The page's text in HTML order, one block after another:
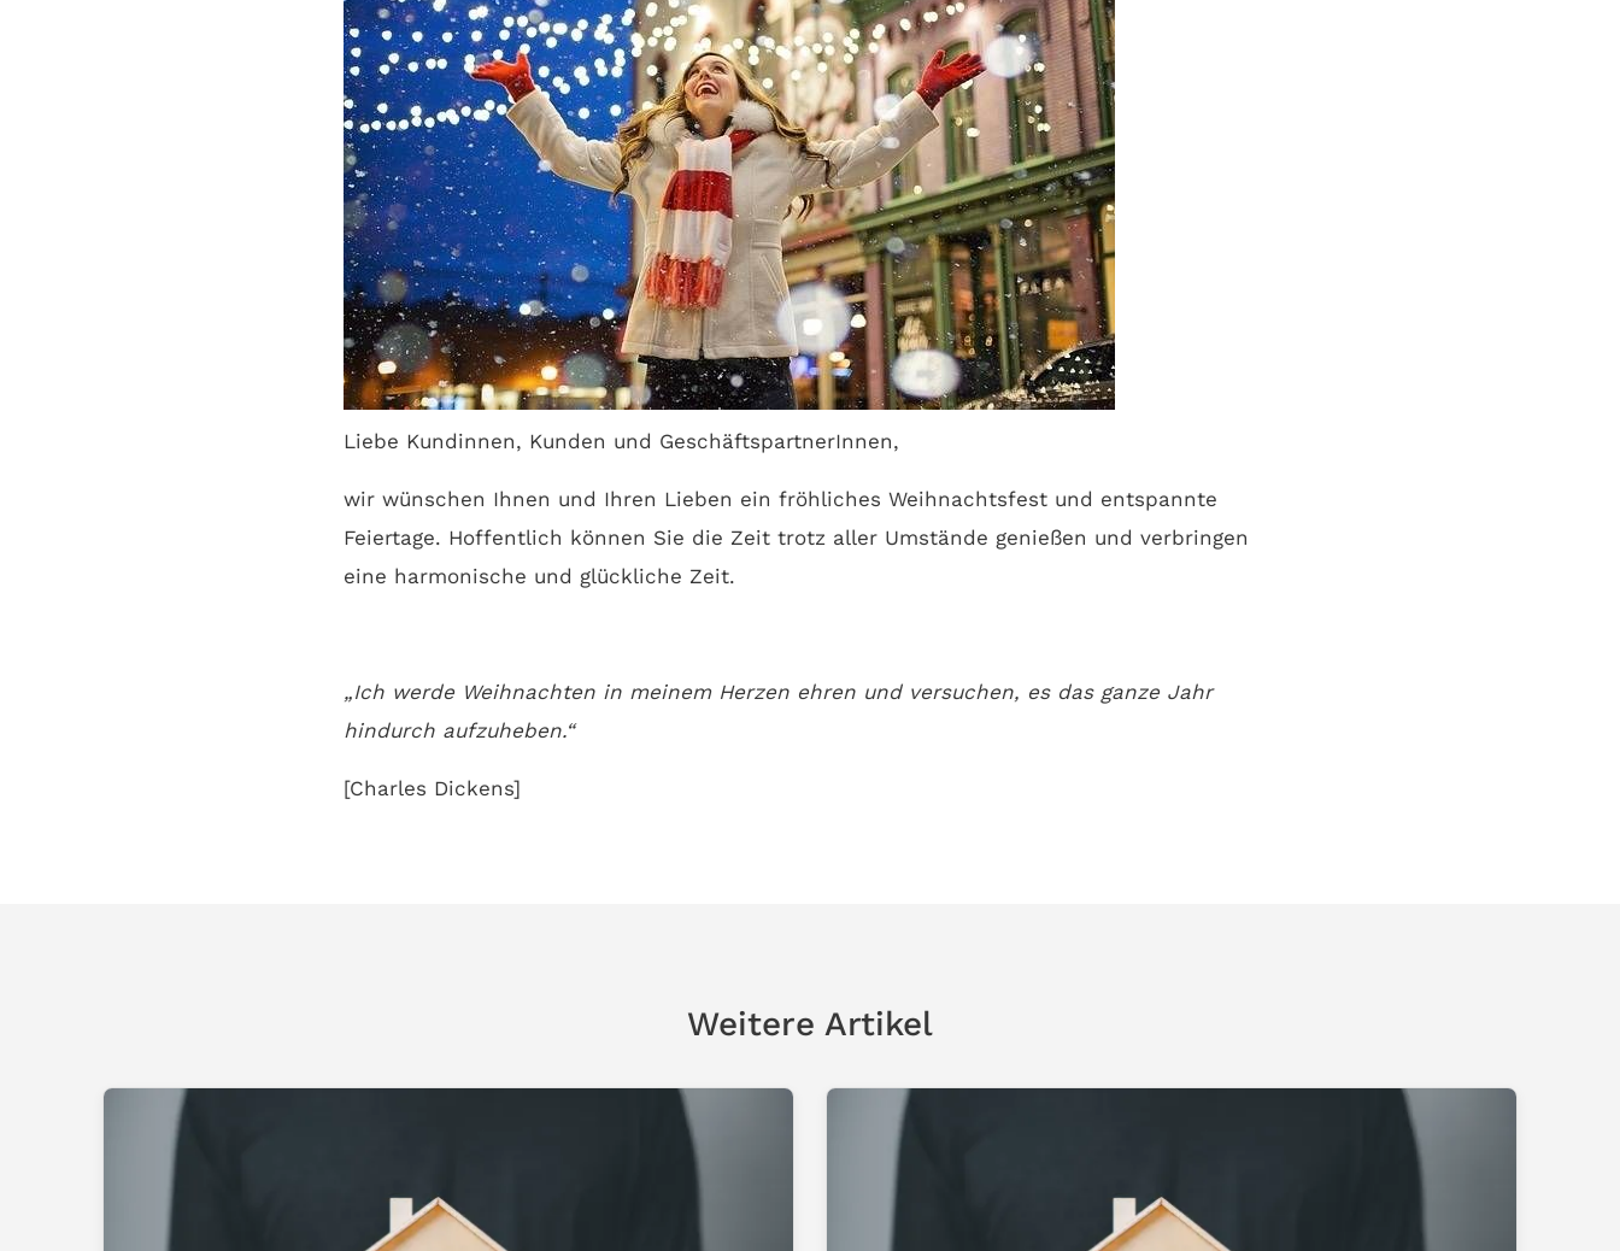
Liebe Kundinnen, Kunden und GeschäftspartnerInnen,
wir wünschen Ihnen und Ihren Lieben ein fröhliches Weihnachtsfest und entspannte
Feiertage. Hoffentlich können Sie die Zeit trotz aller Umstände genießen und verbringen
eine harmonische und glückliche Zeit.
„Ich werde Weihnachten in meinem Herzen ehren und versuchen, es das ganze Jahr
hindurch aufzuheben.“
[Charles Dickens]
Weitere Artikel